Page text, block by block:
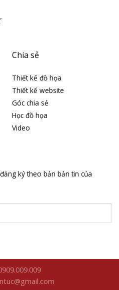
Chia sẻ
Thiết kế đồ họa
Thiết kế website
Góc chia sẻ
Học đồ họa
Video
ký theo bản bản tin của